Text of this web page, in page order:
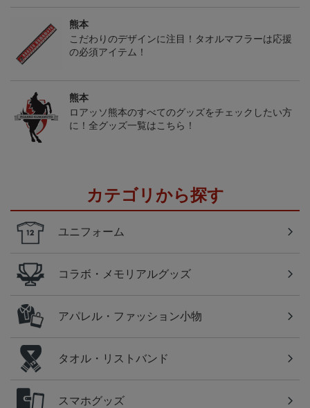
熊本
こだわりのデザインに注目！タオルマフラーは応援
の必須アイテム！
熊本
ロアッソ熊本のすべてのグッズをチェックしたい方
に！全グッズ一覧はこちら！
カテゴリから探す
ユニフォーム
コラボ・メモリアルグッズ
アパレル・ファッション小物
タオル・リストバンド
スマホグッズ